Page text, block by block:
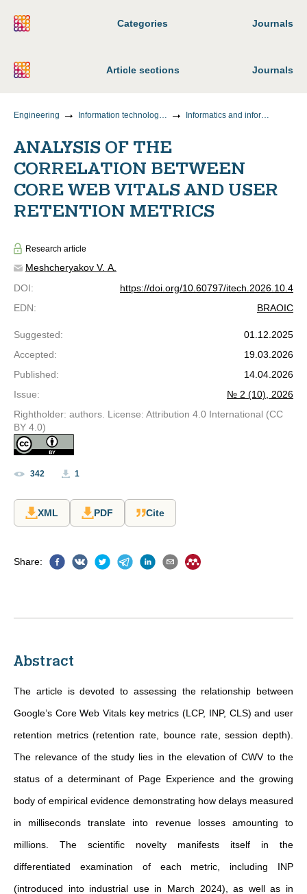
Categories Journals
Article sections Journals
Engineering Information technology and telecommunications Informatics and information processes
ANALYSIS OF THE
CORRELATION BETWEEN
CORE WEB VITALS AND USER
RETENTION METRICS
Research article
Meshcheryakov V. A.
DOI:
https://doi.org/10.60797/itech.2026.10.4
EDN: BRAOIC
Suggested:
01.12.2025
Accepted:
19.03.2026
Published:
14.04.2026
Issue:
№ 2 (10), 2026
Rightholder: authors. License: Attribution 4.0 International (CC
BY 4.0)
342 1
XML PDF Cite
Share:
Abstract
The article is devoted to assessing the relationship between
Google’s Core Web Vitals key metrics (LCP, INP, CLS) and user
retention metrics (retention rate, bounce rate, session depth).
The relevance of the study lies in the elevation of CWV to the
status of a determinant of Page Experience and the growing
body of empirical evidence demonstrating how delays measured
in milliseconds translate into revenue losses amounting to
millions. The scientific novelty manifests itself in the
differentiated examination of each metric, including INP
(introduced into industrial use in March 2024), as well as in